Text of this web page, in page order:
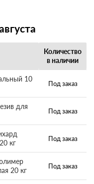
Количество
в наличии
10
Под заказ
для
Под заказ
кг
Под заказ
20 кг
Под заказ